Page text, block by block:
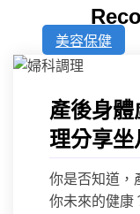
美容保健
產後身
理分享坐
你是否知道，
你未來的健康